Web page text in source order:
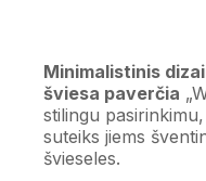
Minimalistinis
šviesa paverčia
stilingu
suteiks jiems
švieseles.